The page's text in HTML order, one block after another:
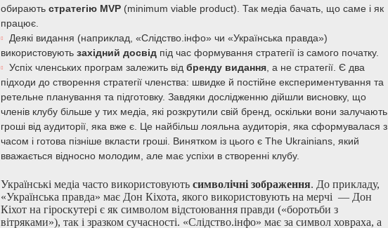
обирають стратегію MVP (minimum viable product). Так медіа бачать, що саме і як
працює.
Деякі видання (наприклад, «Слідство.інфо» чи «Українська правда»)
використовують західний досвід під час формування стратегії із самого початку.
Успіх членських програм залежить від бренду видання , а не стратегії. Є два
підходи до створення стратегії членства: швидке й постійне експериментування та
ретельне планування та підготовку. Завдяки дослідженню дійшли висновку, що
членів клубу більше у тих медіа, які розкрутили свій бренд, оскільки вони залучають
гроші від аудиторії, яка вже є. Це найбільш лояльна аудиторія, яка сформувалася з
часом і готова пізніше вкласти гроші. Винятком із цього є The Ukrainians, який
вважається відносно молодим, але має успіхи в створенні клубу.
Українські медіа часто використовують символічні зображення. До прикладу,
«Українська правда» має Дон Кіхота, якого використовують на мерчі — Дон
Кіхот на гіроскутері є як символом відстоювання правди («боротьби з
вітряками»), так і зразком сучасності. «Слідство.інфо» має за символ ховраха, а